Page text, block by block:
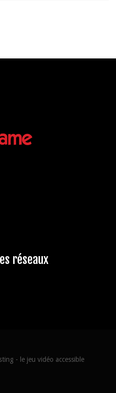
réseaux
- le jeu vidéo accessible